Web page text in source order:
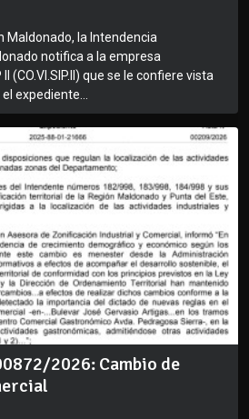
Maldonado, la Intendencia
notifica a la empresa
II (CO.VI.SIP.II) que se le confiere vista
expediente...
2026: Cambio de